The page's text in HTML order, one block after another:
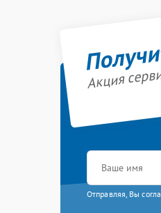
Акция
Отправляя, Вы